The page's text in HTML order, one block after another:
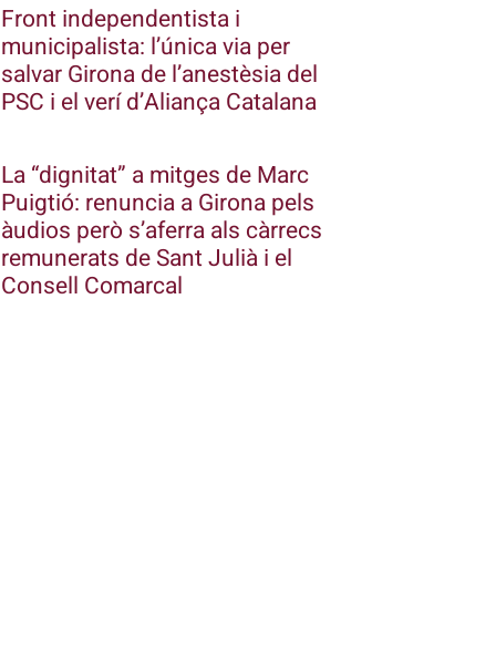
Front independentista i
municipalista: l’única via per
salvar Girona de l’anestèsia del
PSC i el verí d’Aliança Catalana
La “dignitat” a mitges de Marc
Puigtió: renuncia a Girona pels
àudios però s’aferra als càrrecs
remunerats de Sant Julià i el
Consell Comarcal